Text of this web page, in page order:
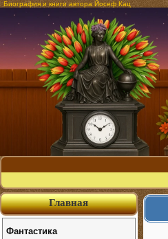
Биография и книги автора Йосеф Кац
Главная
Фантастика